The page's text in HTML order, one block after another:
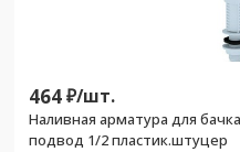
464₽/шт.
Наливная арматура для
подвод 1/2 пластик.штуцер